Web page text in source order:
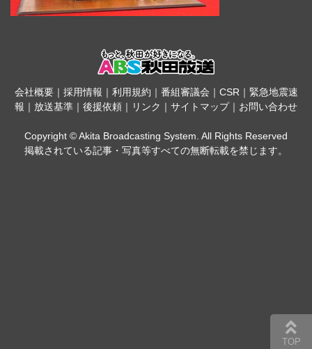
会社概要｜ 採用情報 ｜ 利用規約 ｜ 番組審議会 ｜ CSR｜ 緊急地震速
報 ｜ 放送基準 ｜ 後援依頼 ｜ リンク ｜ サイトマップ｜ お問い合わせ
Copyright © Akita Broadcasting System. All Rights Reserved
掲載されている記事・写真等すべての無断転載を禁じます。